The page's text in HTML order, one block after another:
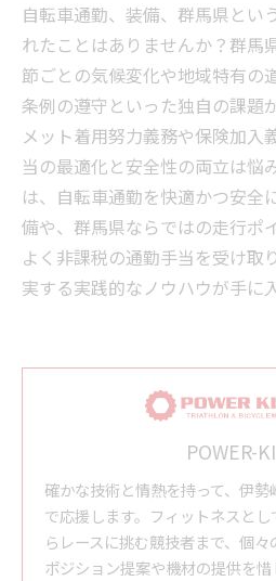
自転車通勤、装備、群馬県とい
れたことはありませんか？群馬
節ごとの気候変化や地域特有の
条例の遵守といった独自の課題
メット着用努力義務や保険加入
当の最適化と安全性の両立は悩
は、自転車通勤を快適かつ安全
備や、群馬県ならではの走行ポ
よく非課税の通勤手当を受け取
実する実践的なノウハウが手に
POWER-
確かな技術と情熱を持って、伊
で応援します。フィットネスと
らレースに挑む競技者まで、個
ポジション提案や機材の提供を惜